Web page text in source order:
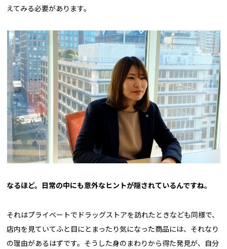
えてみる必要があります。
――なるほど。日常の中にも意外なヒントが隠されているんですね。
それはプライベートでドラッグストアを訪れたときなども同様で、
店内を見ていてふと目にとまったり気になった商品には、それなり
の理由があるはずです。そうした身のまわりから得た発見が、自分